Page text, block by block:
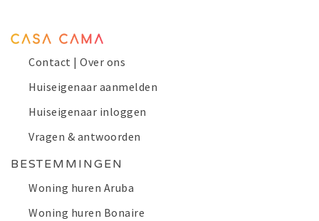
Contact | Over ons
Huiseigenaar aanmelden
Huiseigenaar inloggen
Vragen & antwoorden
BESTEMMINGEN
Woning huren Aruba
Woning huren Bonaire